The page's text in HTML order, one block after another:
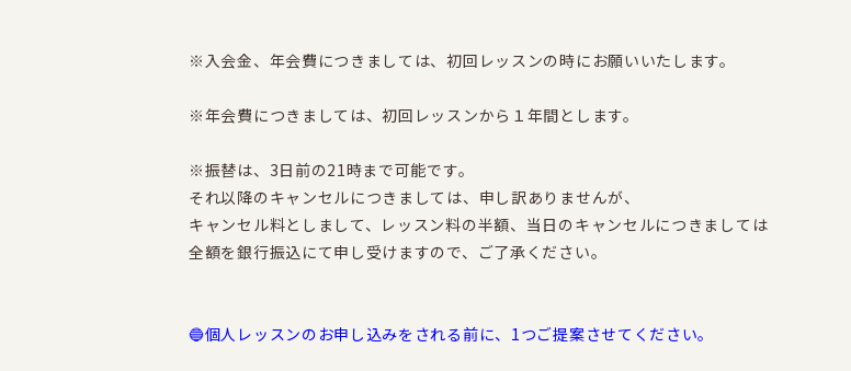
※入会金、年会費につきましては、初回レッスンの時にお願いいたします。
※年会費につきましては、初回レッスンから１年間とします。
※振替は、3日前の21時まで可能です。
それ以降のキャンセルにつきましては、申し訳ありませんが、
キャンセル料としまして、レッスン料の半額、当日のキャンセルにつきましては
全額を銀行振込にて申し受けますので、ご了承ください。
🔵個人レッスンのお申し込みをされる前に、1つご提案させてください。